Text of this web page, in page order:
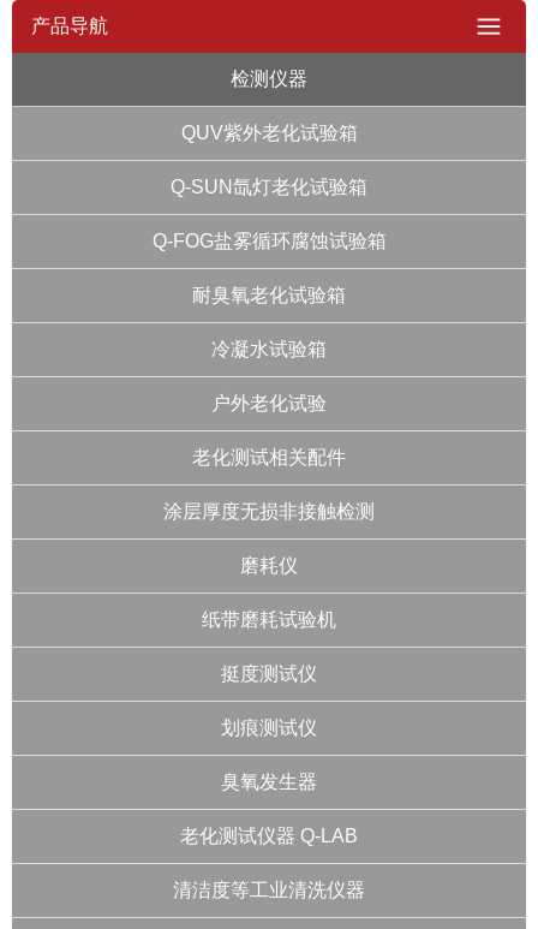
产品导航
检测仪器
QUV紫外老化试验箱
Q-SUN氙灯老化试验箱
Q-FOG盐雾循环腐蚀试验箱
耐臭氧老化试验箱
冷凝水试验箱
户外老化试验
老化测试相关配件
涂层厚度无损非接触检测
磨耗仪
纸带磨耗试验机
挺度测试仪
划痕测试仪
臭氧发生器
老化测试仪器 Q-LAB
清洁度等工业清洗仪器